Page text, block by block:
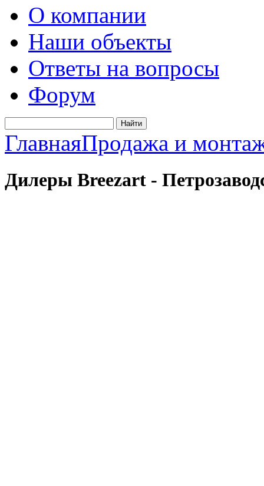
О компании
Наши объекты
Ответы на вопросы
Форум
ГлавнаяПродажа и
Дилеры Breezart -